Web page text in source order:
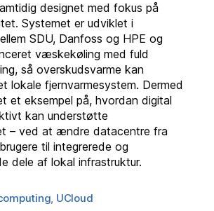
designet med fokus på
Systemet er udviklet i
SDU, Danfoss og HPE og
væskekøling med fuld
så overskudsvarme kan
lokale fjernvarmesystem. Dermed
et eksempel på, hvordan digital
kan understøtte
– ved at ændre datacentre fra
til integrerede og
dele af lokal infrastruktur.
, UCloud